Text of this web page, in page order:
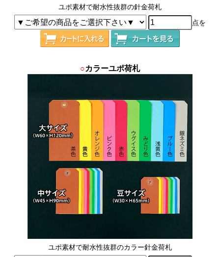
ユポ素材で耐水性抜群の針金荷札
点を
○カラーユポ荷札
ユポ素材で耐水性抜群のカラー針金荷札